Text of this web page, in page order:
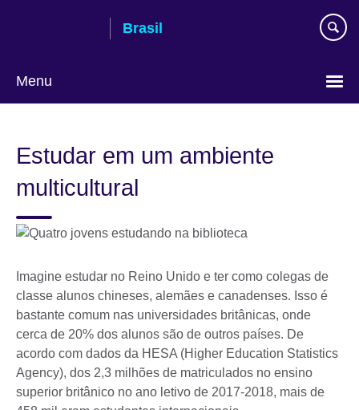
Brasil
Menu
language
Estudar em um ambiente
multicultural
Imagine estudar no Reino Unido e ter como colegas de
classe alunos chineses, alemães e canadenses. Isso é
bastante comum nas universidades britânicas, onde
cerca de 20% dos alunos são de outros países. De
acordo com dados da HESA (Higher Education Statistics
Agency), dos 2,3 milhões de matriculados no ensino
superior britânico no ano letivo de 2017-2018, mais de